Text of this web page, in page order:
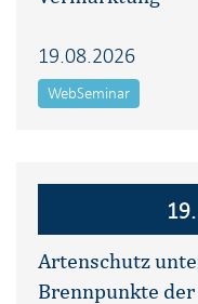
19.08.2026
WebSeminar
Artenschutz
Brennpunkte